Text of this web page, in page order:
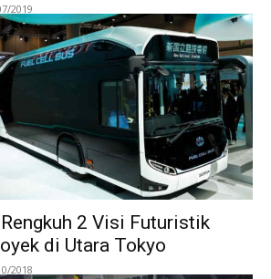
2019
2 Visi Futuristik
di Utara Tokyo
2018